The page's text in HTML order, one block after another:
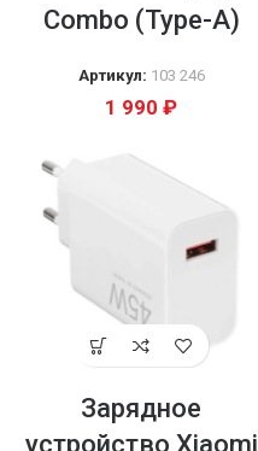
Combo (Type-A)
Артикул: 103 246
1 990 ₽
Зарядное
устройство Xiaomi